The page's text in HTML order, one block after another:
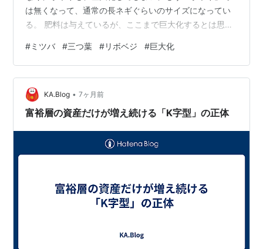
は無くなって、通常の長ネギぐらいのサイズになってい
る。 肥料は与えているが、ここまで巨大化するとは思わ
#ミツバ #三つ葉 #リボベジ #巨大化
KA.Blog • 7ヶ月前
富裕層の資産だけが増え続ける「K字型」の正体